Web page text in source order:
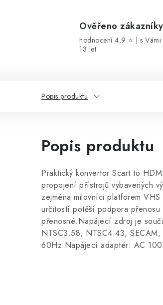
Ověřeno zákazníky
hodnocení 4,9 ⭐ | s Vámi
13 let
Popis produktu
Popis produktu
Praktický konvertor Scart to
propojení přístrojů vybavených
zejména milovníci platforem
určitostí potěší podpora
přenosné.Napájecí zdroj je
NTSC3.58, NTSC4.43,
60Hz Napájecí adaptér: AC